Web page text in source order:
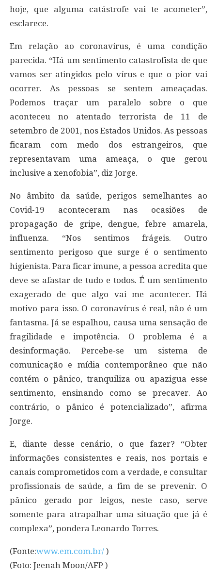
hoje, que alguma catástrofe vai te acometer”,
esclarece.
Em relação ao coronavírus, é uma condição
parecida. “Há um sentimento catastrofista de que
vamos ser atingidos pelo vírus e que o pior vai
ocorrer. As pessoas se sentem ameaçadas.
Podemos traçar um paralelo sobre o que
aconteceu no atentado terrorista de 11 de
setembro de 2001, nos Estados Unidos. As pessoas
ficaram com medo dos estrangeiros, que
representavam uma ameaça, o que gerou
inclusive a xenofobia”, diz Jorge.
No âmbito da saúde, perigos semelhantes ao
Covid-19 aconteceram nas ocasiões de
propagação de gripe, dengue, febre amarela,
influenza. “Nos sentimos frágeis. Outro
sentimento perigoso que surge é o sentimento
higienista. Para ficar imune, a pessoa acredita que
deve se afastar de tudo e todos. É um sentimento
exagerado de que algo vai me acontecer. Há
motivo para isso. O coronavírus é real, não é um
fantasma. Já se espalhou, causa uma sensação de
fragilidade e impotência. O problema é a
desinformação. Percebe-se um sistema de
comunicação e mídia contemporâneo que não
contém o pânico, tranquiliza ou apazigua esse
sentimento, ensinando como se precaver. Ao
contrário, o pânico é potencializado”, afirma
Jorge.
E, diante desse cenário, o que fazer? “Obter
informações consistentes e reais, nos portais e
canais comprometidos com a verdade, e consultar
profissionais de saúde, a fim de se prevenir. O
pânico gerado por leigos, neste caso, serve
somente para atrapalhar uma situação que já é
complexa”, pondera Leonardo Torres.
(Fonte:www.em.com.br/ )
(Foto: Jeenah Moon/AFP )